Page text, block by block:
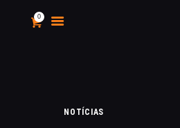
0
COWBOYS
NOTÍCIAS